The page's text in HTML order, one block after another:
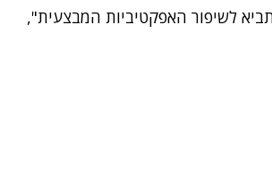
לשיפור האפקטיביות המבצעית",